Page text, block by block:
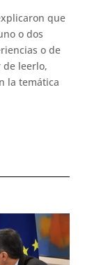
que
o dos
o de
leerlo,
la temática